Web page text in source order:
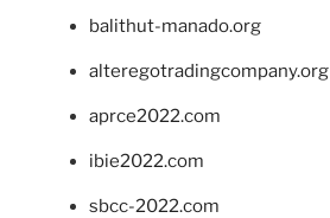
balithut-manado.org
alteregotradingcompany.org
aprce2022.com
ibie2022.com
sbcc-2022.com